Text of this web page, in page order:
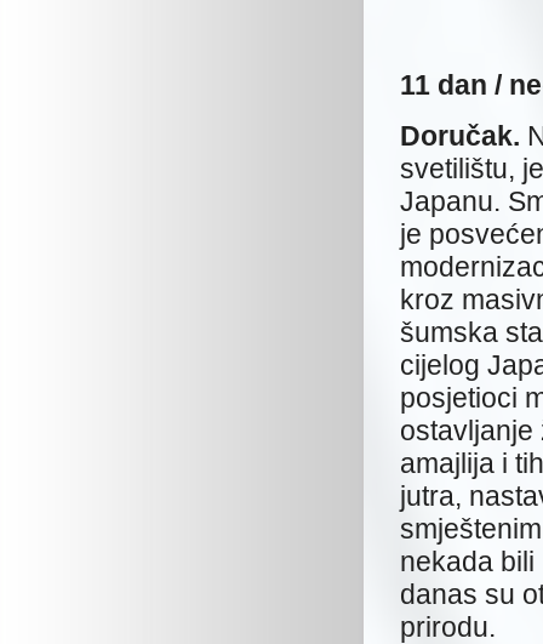
11
Doručak.
svetilištu,
Japanu.
je
kroz
šumska
cijelog
posjetioci
ostavljanje
amajlija i
jutra,
nekada
danas su
prirodu.